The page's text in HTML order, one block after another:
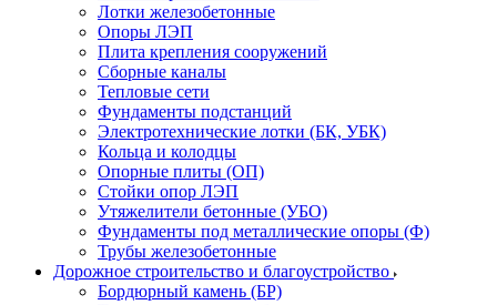
Лотки железобетонные
Опоры ЛЭП
Плита крепления сооружений
Сборные каналы
Тепловые сети
Фундаменты подстанций
Электротехнические лотки (БК, УБК)
Кольца и колодцы
Опорные плиты (ОП)
Стойки опор ЛЭП
Утяжелители бетонные (УБО)
Фундаменты под металлические опоры (Ф)
Трубы железобетонные
Дорожное строительство и благоустройство
Бордюрный камень (БР)